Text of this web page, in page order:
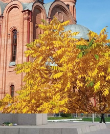
горы городские
расположен на
в предгорьях
Город возник в 1950
при горно-
плутония.
в рождении
возводились руками
«Гранитный».